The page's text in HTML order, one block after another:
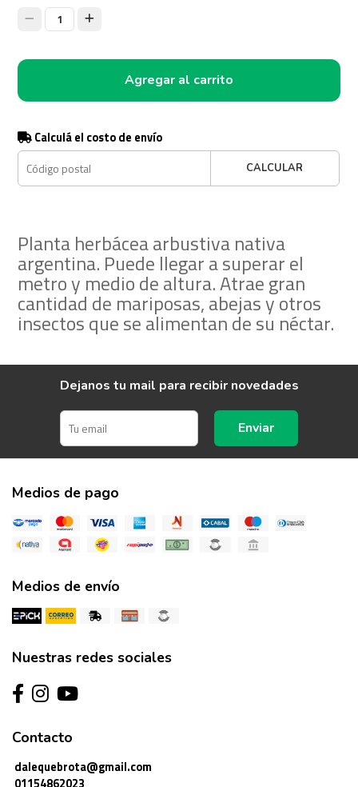
1
Agregar al carrito
Calculá el costo de envío
CALCULAR
Planta herbácea arbustiva nativa
argentina. Puede llegar a superar el
metro y medio de altura. Atrae gran
cantidad de mariposas, abejas y otros
insectos que se alimentan de su néctar.
Dejanos tu mail para recibir novedades
Enviar
Medios de pago
Medios de envío
Nuestras redes sociales
Contacto
dalequebrota@gmail.com
01154862023